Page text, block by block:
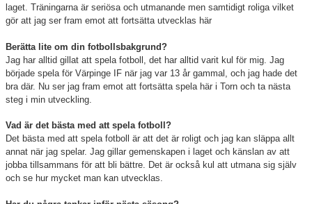
laget. Träningarna är seriösa och utmanande men samtidigt roliga vilket
gör att jag ser fram emot att fortsätta utvecklas här
Berätta lite om din fotbollsbakgrund?
Jag har alltid gillat att spela fotboll, det har alltid varit kul för mig. Jag
började spela för Värpinge IF när jag var 13 år gammal, och jag hade det
bra där. Nu ser jag fram emot att fortsätta spela här i Torn och ta nästa
steg i min utveckling.
Vad är det bästa med att spela fotboll?
Det bästa med att spela fotboll är att det är roligt och jag kan släppa allt
annat när jag spelar. Jag gillar gemenskapen i laget och känslan av att
jobba tillsammans för att bli bättre. Det är också kul att utmana sig själv
och se hur mycket man kan utvecklas.